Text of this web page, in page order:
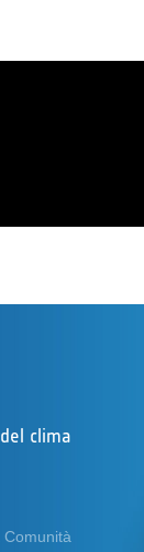
clima
Comunità